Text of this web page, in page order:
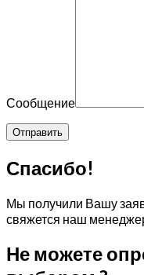
Сообщение
Спасибо!
Мы получили Вашу
свяжется наш
Не можете